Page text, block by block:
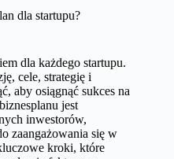
dla startupu?
dla każdego startupu.
cele, strategię i
aby osiągnąć sukces na
jest
inwestorów,
zaangażowania się w
kroki, które